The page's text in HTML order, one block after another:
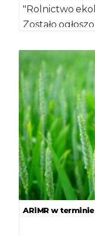
"Rolnictwo
Zostało
ARiMR w